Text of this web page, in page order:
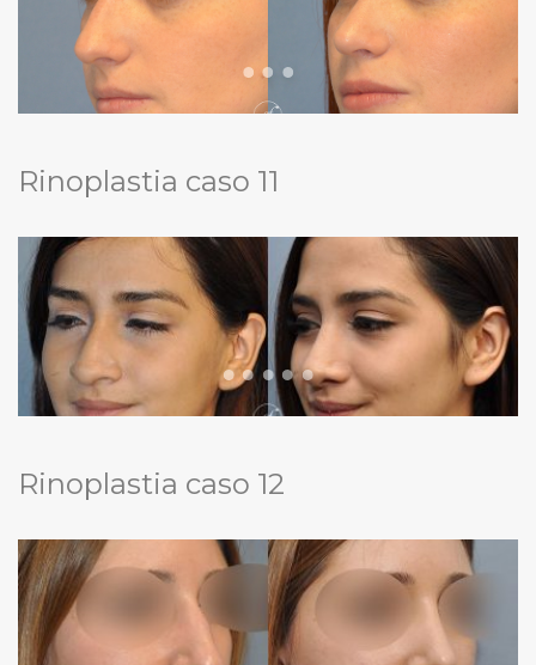
Rinoplastia caso 11
Rinoplastia caso 12